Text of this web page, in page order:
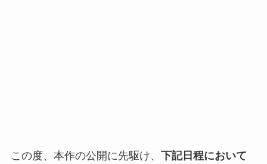
この度、本作の公開に先駆け、 下記日程において